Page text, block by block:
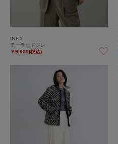
INED
テーラードジレ
￥9,900(税込)